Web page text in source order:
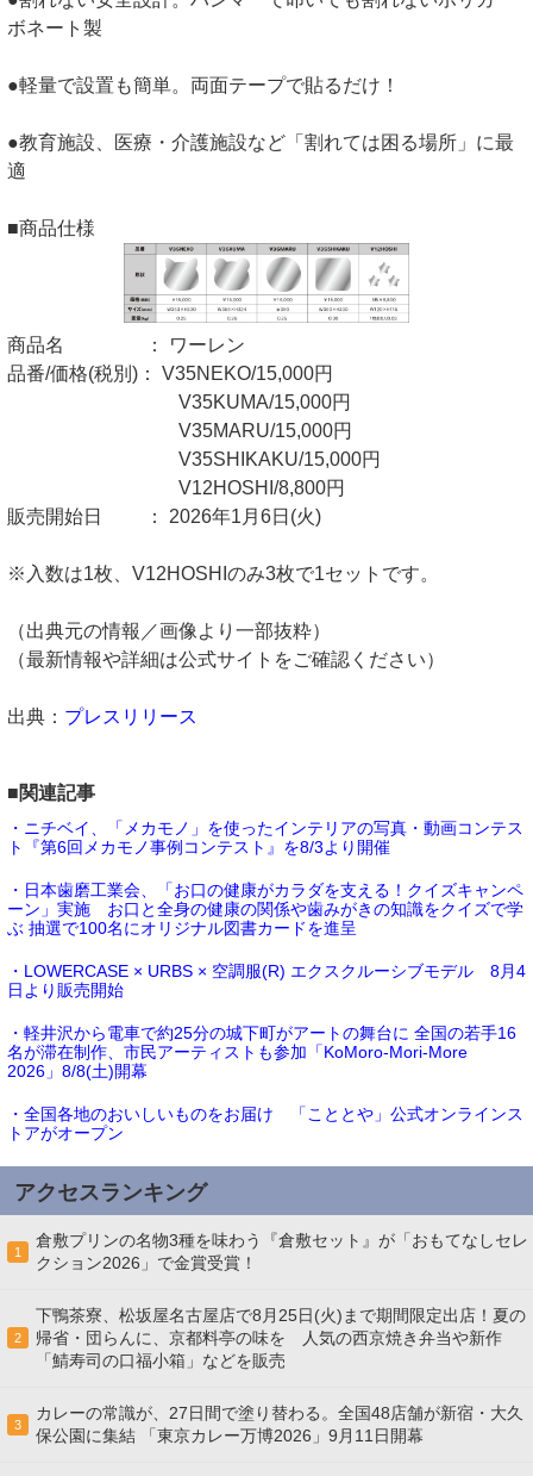
ボネート製
●軽量で設置も簡単。両面テープで貼るだけ！
●教育施設、医療・介護施設など「割れては困る場所」に最
適
■商品仕様
商品名 ： ワーレン
品番/価格(税別)： V35NEKO/15,000円
V35KUMA/15,000円
V35MARU/15,000円
V35SHIKAKU/15,000円
V12HOSHI/8,800円
販売開始日 ： 2026年1月6日(火)
※入数は1枚、V12HOSHIのみ3枚で1セットです。
（出典元の情報／画像より一部抜粋）
（最新情報や詳細は公式サイトをご確認ください）
出典： プレスリリース
■関連記事
・ニチベイ、「メカモノ」を使ったインテリアの写真・動画コンテス
ト『第6回メカモノ事例コンテスト』を8/3より開催
・日本歯磨工業会、「お口の健康がカラダを支える！クイズキャンペ
ーン」実施 お口と全身の健康の関係や歯みがきの知識をクイズで学
ぶ 抽選で100名にオリジナル図書カードを進呈
・LOWERCASE × URBS × 空調服(R) エクスクルーシブモデル 8月4
日より販売開始
・軽井沢から電車で約25分の城下町がアートの舞台に 全国の若手16
名が滞在制作、市民アーティストも参加「KoMoro-Mori-More
2026」8/8(土)開幕
・全国各地のおいしいものをお届け 「こととや」公式オンラインス
トアがオープン
アクセスランキング
1
倉敷プリンの名物3種を味わう『倉敷セット』が「おもてなしセレ
クション2026」で金賞受賞！
2
下鴨茶寮、松坂屋名古屋店で8月25日(火)まで期間限定出店！夏の
帰省・団らんに、京都料亭の味を 人気の西京焼き弁当や新作
「鯖寿司の口福小箱」などを販売
3
カレーの常識が、27日間で塗り替わる。全国48店舗が新宿・大久
保公園に集結 「東京カレー万博2026」9月11日開幕